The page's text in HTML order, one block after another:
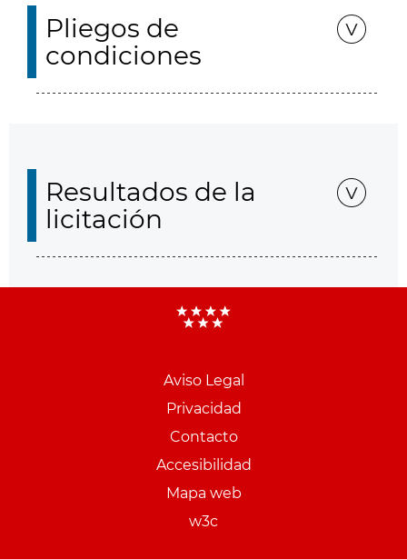
Pliegos de
condiciones
Resultados de la
licitación
Aviso Legal
Privacidad
Contacto
Accesibilidad
Mapa web
w3c